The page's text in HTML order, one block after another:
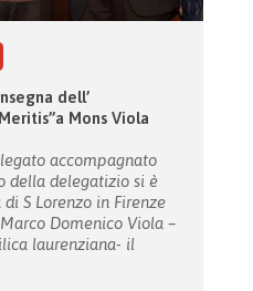
dell’
Mons Viola
accompagnato
della delegatizio si è
S Lorenzo in Firenze
Domenico Viola –
laurenziana- il